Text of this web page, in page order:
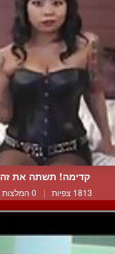
קדימה! תשתה את זה
1813 צפיות | 0 המלצות